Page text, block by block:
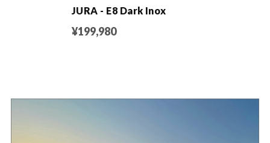
JURA - E8 Dark Inox
¥199,980